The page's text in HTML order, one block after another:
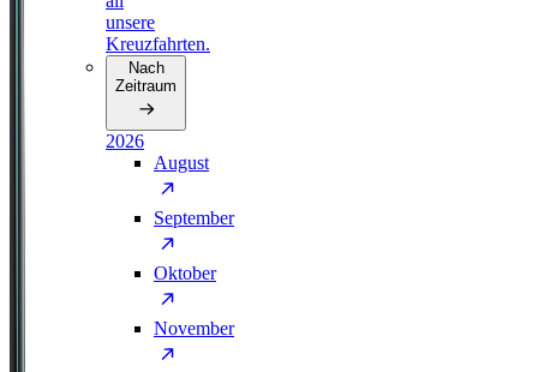
unsere
Kreuzfahrten.
Nach
Zeitraum
2026
August
September
Oktober
November